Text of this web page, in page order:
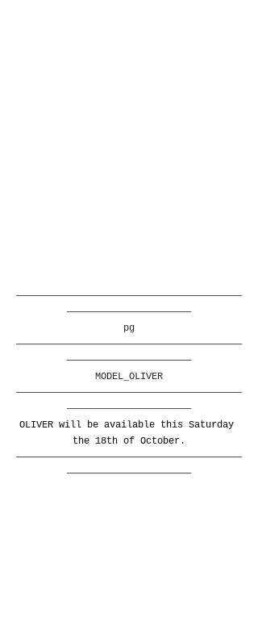
————————————————————————————————————————
——————————————————————
pg
————————————————————————————————————————
——————————————————————
MODEL_OLIVER
————————————————————————————————————————
——————————————————————
OLIVER will be available this Saturday
the 18th of October.
————————————————————————————————————————
——————————————————————